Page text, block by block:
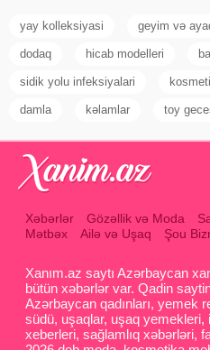
yay kolleksiyasi geyim və
dodaq hicab modelleri
sidik yolu infeksiyalari
damla kəlamlar toy
Xəbərlər Gözəllik və Moda
Mətbəx
Ailə və Uşaq Şou
Xanım.az saytı Azərbaycan
bütün xəbərlər var. Qadin
Azərbaycan qadınları, yemek
südü, uşaqlar, uşaq yemekleri,
xeberleri, sağlamlıq xəbərləri,